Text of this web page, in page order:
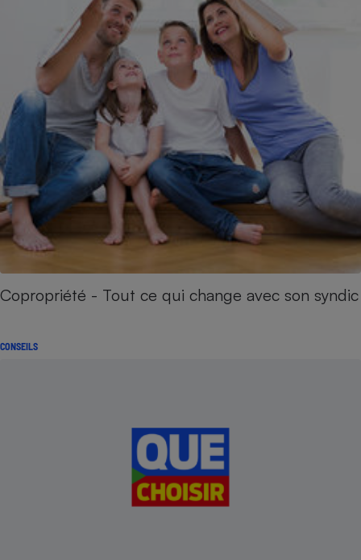
Copropriété - Tout ce qui change avec son syndic
CONSEILS